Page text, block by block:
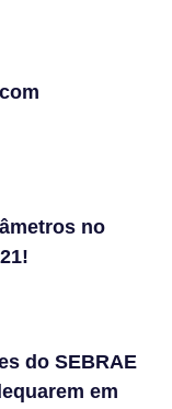
no
do SEBRAE
em